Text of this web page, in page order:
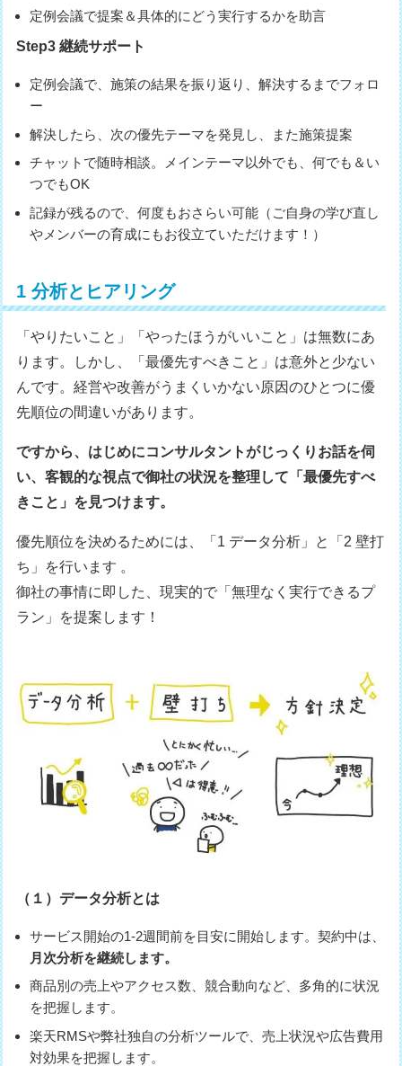
定例会議で提案＆具体的にどう実行するかを助言
Step3 継続サポート
定例会議で、施策の結果を振り返り、解決するまでフォロ
ー
解決したら、次の優先テーマを発見し、また施策提案
チャットで随時相談。メインテーマ以外でも、何でも＆い
つでもOK
記録が残るので、何度もおさらい可能（ご自身の学び直し
やメンバーの育成にもお役立ていただけます！）
1 分析とヒアリング
「やりたいこと」「やったほうがいいこと」は無数にあ
ります。しかし、「最優先すべきこと」は意外と少ない
んです。経営や改善がうまくいかない原因のひとつに優
先順位の間違いがあります。
ですから、はじめにコンサルタントがじっくりお話を伺
い、客観的な視点で御社の状況を整理して「最優先すべ
きこと」を見つけます。
優先順位を決めるためには、「1 データ分析」と「2 壁打
ち」を行います 。
御社の事情に即した、現実的で「無理なく実行できるプ
ラン」を提案します！
（１）データ分析とは
サービス開始の1-2週間前を目安に開始します。契約中は、
月次分析を継続します。
商品別の売上やアクセス数、競合動向など、多角的に状況
を把握します。
楽天RMSや弊社独自の分析ツールで、売上状況や広告費用
対効果を把握します。